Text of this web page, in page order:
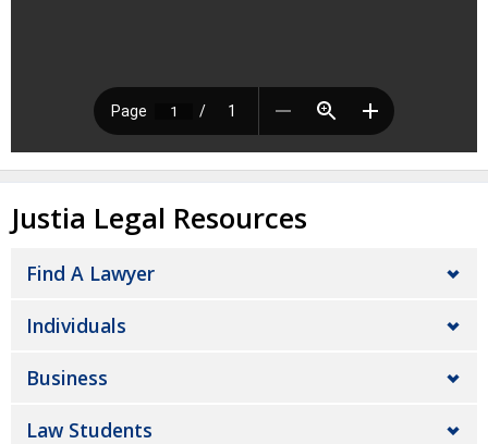
Justia Legal Resources
Find A Lawyer
Individuals
Business
Law Students